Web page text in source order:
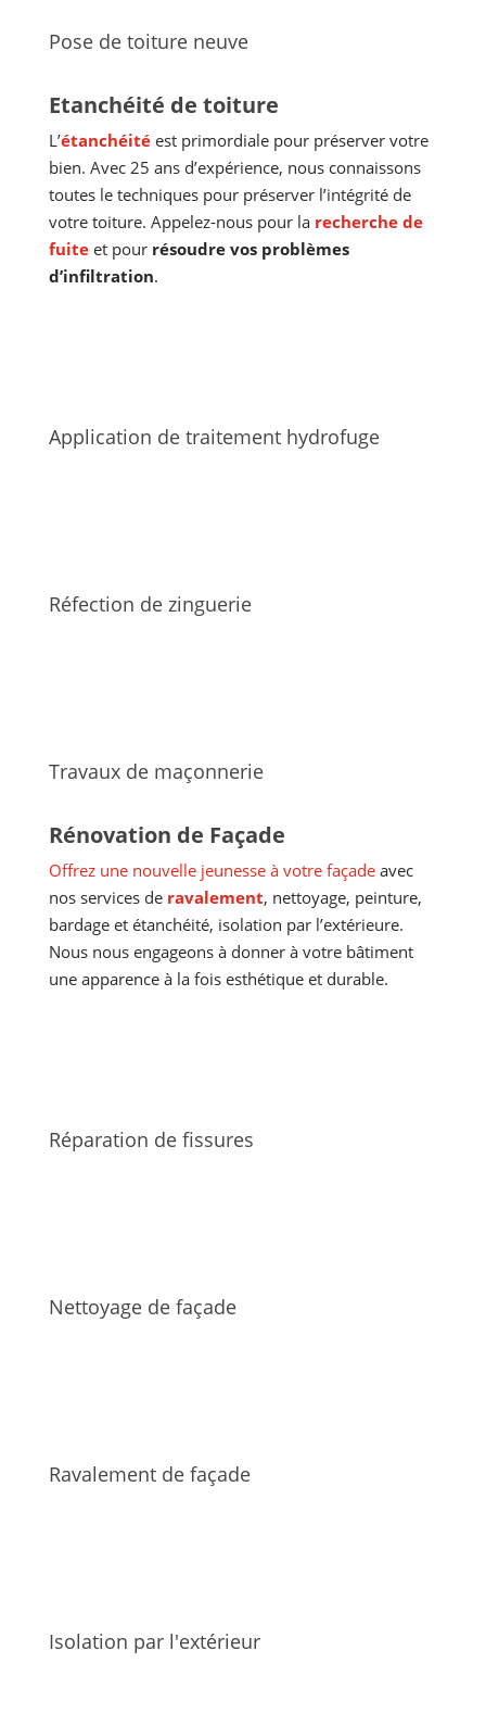
Pose de toiture neuve
Etanchéité de toiture
L’étanchéitéest primordiale pour préserver votre
bien. Avec 25 ans d’expérience, nous connaissons
toutes le techniques pour préserver l’intégrité de
votre toiture. Appelez-nous pour la recherche de
fuiteet pour résoudre vos problèmes
d’infiltration.
Application de traitement hydrofuge
Réfection de zinguerie
Travaux de maçonnerie
Rénovation de Façade
Offrez une nouvelle jeunesse à votre façadeavec
nos services de ravalement, nettoyage, peinture,
bardage et étanchéité, isolation par l’extérieure.
Nous nous engageons à donner à votre bâtiment
une apparence à la fois esthétique et durable.
Réparation de fissures
Nettoyage de façade
Ravalement de façade
Isolation par l'extérieur